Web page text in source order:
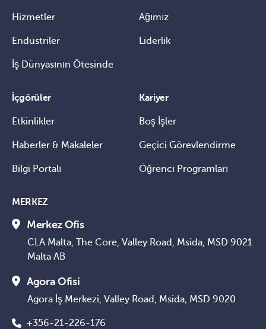
Hizmetler
Endüstriler
İş Dünyasının Ötesinde
Ağımız
Liderlik
İçgörüler
Etkinlikler
Haberler & Makaleler
Bilgi Portalı
Kariyer
Boş İşler
Geçici Görevlendirme
Öğrenci Programları
MERKEZ
Merkez Ofis
CLA Malta, The Core, Valley Road, Msida, MSD 9021
Malta AB
Agora Ofisi
Agora İş Merkezi, Valley Road, Msida, MSD 9020
+356-21-226-176